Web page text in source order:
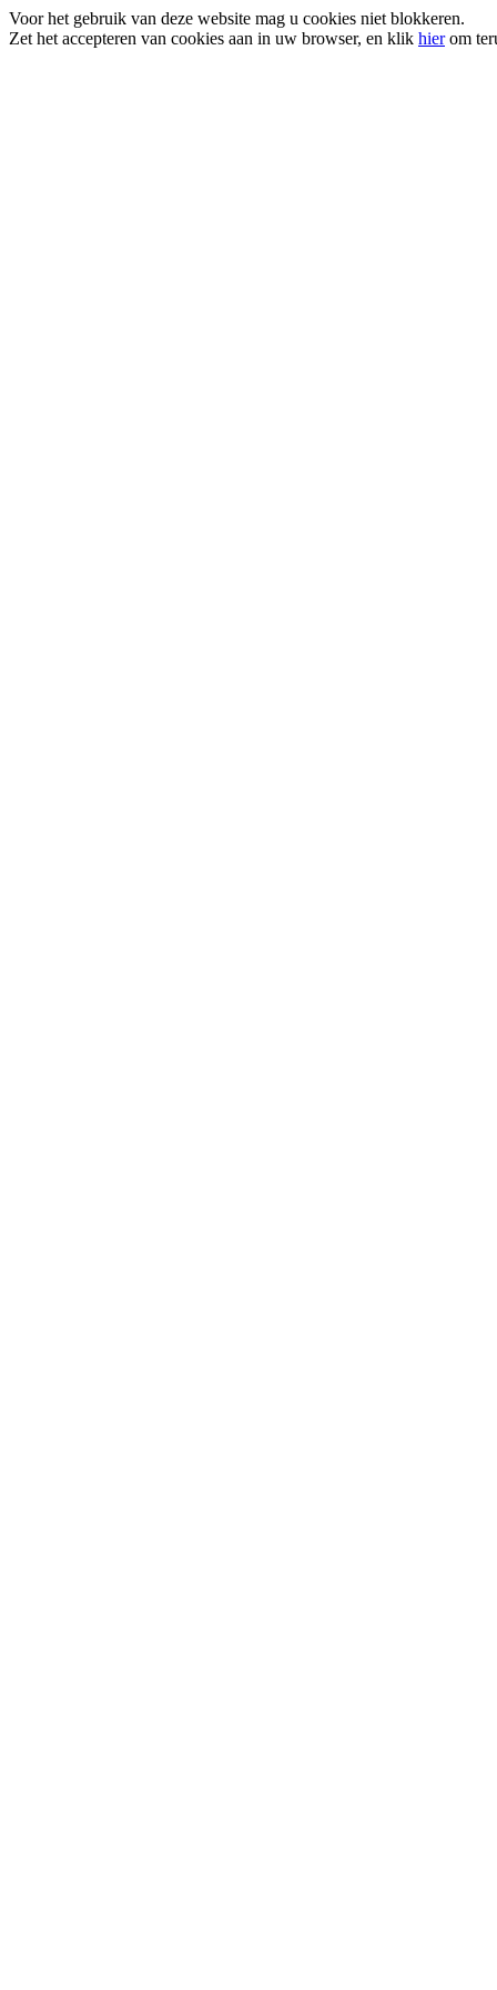
Voor het gebruik van deze website mag u cookies niet blokkeren.
Zet het accepteren van cookies aan in uw browser, en klik hierom